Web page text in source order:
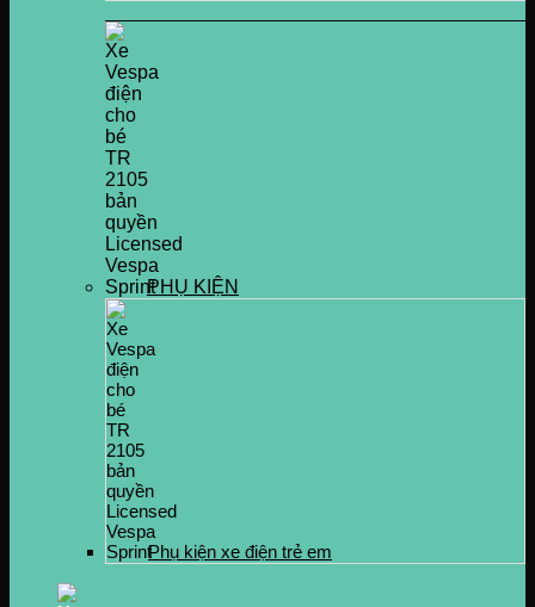
PHỤ KIỆN
Phụ kiện xe điện trẻ em